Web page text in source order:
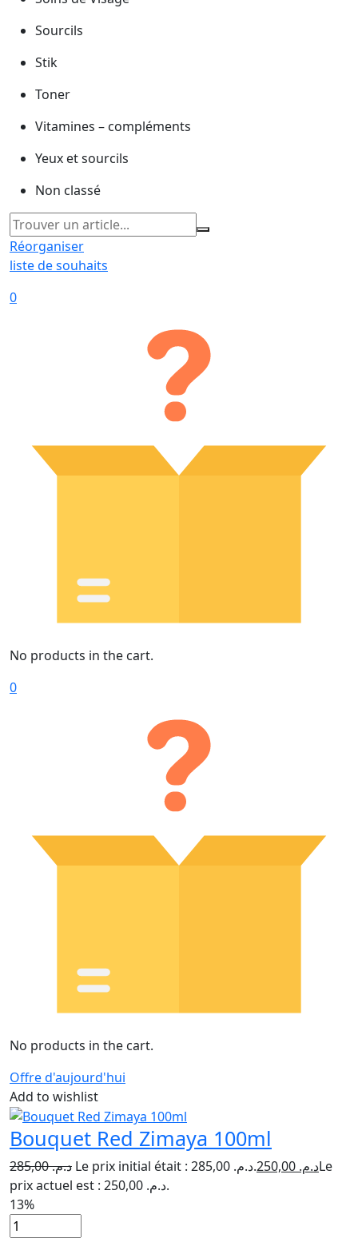
Sourcils
Stik
Toner
Vitamines – compléments
Yeux et sourcils
Non classé
Réorganiser
liste de souhaits
0
No products in the cart.
0
No products in the cart.
Offre d'aujourd'hui
Add to wishlist
Bouquet Red Zimaya 100ml
د.م.285,00 Le prix initial était : د.م. 285,00. د.م.Le
prix actuel est : د.م. 250,00.
13%